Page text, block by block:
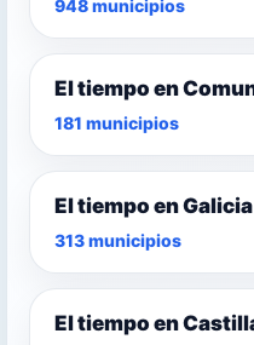
948 municipios
El tiempo en
181 municipios
El tiempo en Galicia
313 municipios
El tiempo en